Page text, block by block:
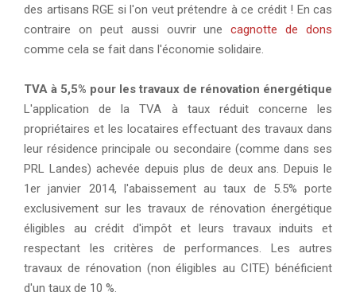
des artisans RGE si l'on veut prétendre à ce crédit ! En cas
contraire on peut aussi ouvrir unecagnotte de dons
comme cela se fait dans l'économie solidaire.
TVA à 5,5% pour les travaux de rénovation énergétique
L'application de la TVA à taux réduit concerne les
propriétaires et les locataires effectuant des travaux dans
leur résidence principale ou secondaire (comme dans ses
PRL Landes) achevée depuis plus de deux ans. Depuis le
1er janvier 2014, l'abaissement au taux de 5.5% porte
exclusivement sur les travaux de rénovation énergétique
éligibles au crédit d'impôt et leurs travaux induits et
respectant les critères de performances. Les autres
travaux de rénovation (non éligibles au CITE) bénéficient
d'un taux de 10 %.